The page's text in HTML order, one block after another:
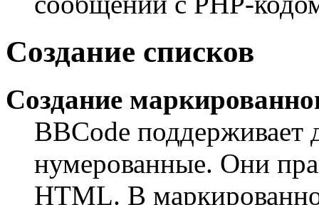
Создание списков
Создание
BBCode поддерживает
нумерованные. Они
HTML. В